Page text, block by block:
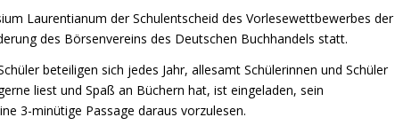
Laurentianum der Schulentscheid des Vorlesewettbewerbes der
des Börsenvereins des Deutschen Buchhandels statt.
beteiligen sich jedes Jahr, allesamt Schülerinnen und Schüler
liest und Spaß an Büchern hat, ist eingeladen, sein
3-minütige Passage daraus vorzulesen.